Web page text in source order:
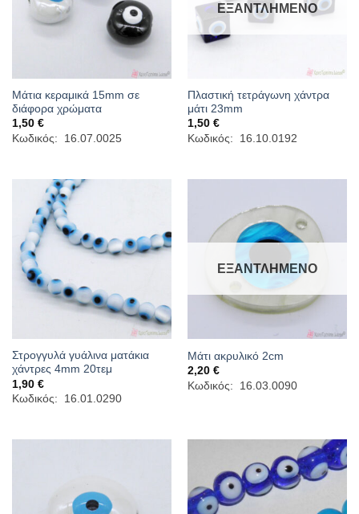
Μάτια κεραμικά 15mm σε
διάφορα χρώματα
1,50 €
Κωδικός: 16.07.0025
ΕΞΑΝΤΛΗΜΈΝΟ
Πλαστική τετράγωνη χάντρα
μάτι 23mm
1,50 €
Κωδικός: 16.10.0192
Στρογγυλά γυάλινα ματάκια
χάντρες 4mm 20τεμ
1,90 €
Κωδικός: 16.01.0290
ΕΞΑΝΤΛΗΜΈΝΟ
Μάτι ακρυλικό 2cm
2,20 €
Κωδικός: 16.03.0090